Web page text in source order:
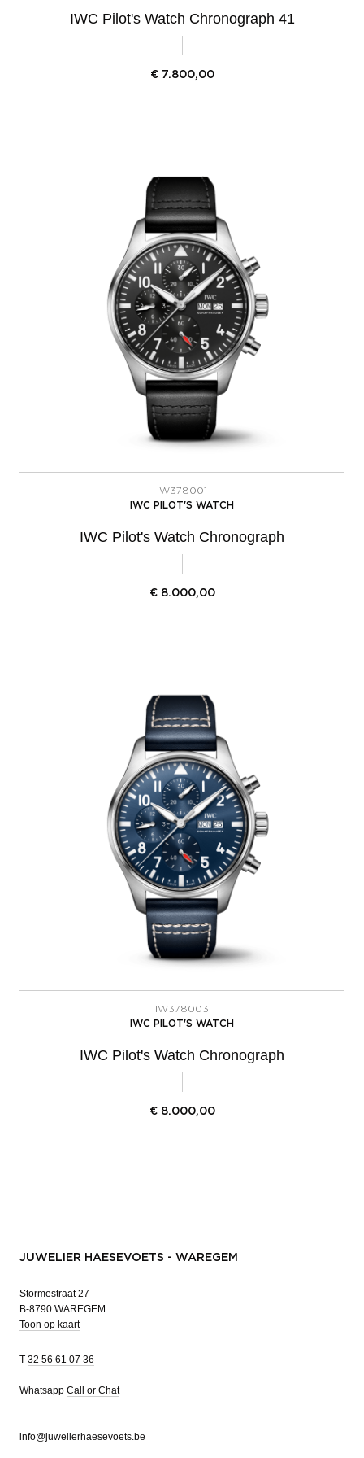
IWC Pilot's Watch Chronograph 41
€ 7.800,00
IW378001
IWC PILOT'S WATCH
IWC Pilot's Watch Chronograph
€ 8.000,00
IW378003
IWC PILOT'S WATCH
IWC Pilot's Watch Chronograph
€ 8.000,00
JUWELIER HAESEVOETS - WAREGEM
Stormestraat 27
B-8790 WAREGEM
Toon op kaart
T 32 56 61 07 36
Whatsapp Call or Chat
info@juwelierhaesevoets.be